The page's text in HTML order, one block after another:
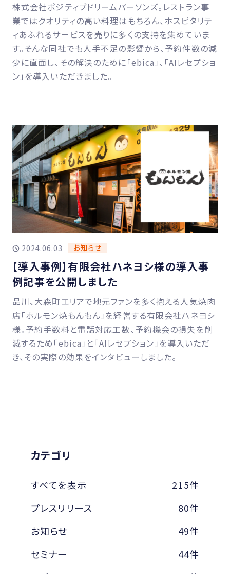
株式会社ポジティブドリームパーソンズ。レストラン事
業ではクオリティの高い料理はもちろん、ホスピタリテ
ィあふれるサービスを売りに多くの支持を集めていま
す。そんな同社でも人手不足の影響から、予約件数の減
少に直面し、その解決のために「ebica」、「AIレセプショ
ン」を導入いただきました。
2024.06.03 お知らせ
【導入事例】有限会社ハネヨシ様の導入事
例記事を公開しました
品川、大森町エリアで地元ファンを多く抱える人気焼肉
店「ホルモン焼もんもん」を経営する有限会社ハネヨシ
様。予約手数料と電話対応工数、予約機会の損失を削
減するため「ebica」と「AIレセプション」を導入いただ
き、その実際の効果をインタビューしました。
カテゴリ
すべてを表示
215件
プレスリリース
80件
お知らせ
49件
セミナー
44件